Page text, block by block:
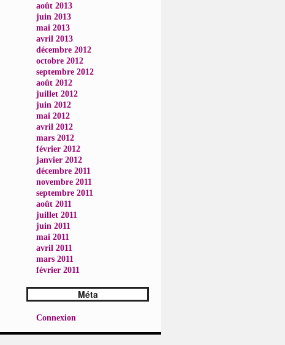
août 2013
juin 2013
mai 2013
avril 2013
décembre 2012
octobre 2012
septembre 2012
août 2012
juillet 2012
juin 2012
mai 2012
avril 2012
mars 2012
février 2012
janvier 2012
décembre 2011
novembre 2011
septembre 2011
août 2011
juillet 2011
juin 2011
mai 2011
avril 2011
mars 2011
février 2011
Méta
Connexion